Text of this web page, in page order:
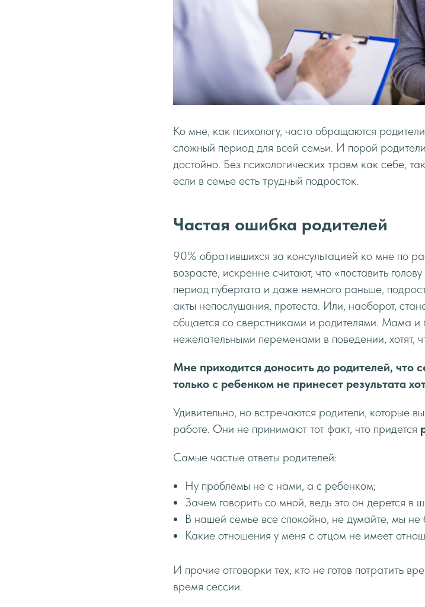
Ко мне, как психологу, часто обращаются
сложный период для всей семьи. И порой
достойно. Без психологических травм как себе,
если в семье есть трудный подросток.
Частая ошибка родителей
90% обратившихся за консультацией ко мне по
возрасте, искренне считают, что «поставить
период пубертата и даже немного раньше,
акты непослушания, протеста. Или, наоборот,
общается со сверстниками и родителями. Мама и
нежелательными переменами в поведении, хотят,
Мне приходится доносить до родителей, что
только с ребенком не принесет результата
Удивительно, но встречаются родители, которые
работе. Они не принимают тот факт, что придется
Самые частые ответы родителей:
Ну проблемы не с нами, а с ребенком;
Зачем говорить со мной, ведь это он дерется в
В нашей семье все спокойно, не думайте, мы не
Какие отношения у меня с отцом не имеет
И прочие отговорки тех, кто не готов потратить
время сессии.